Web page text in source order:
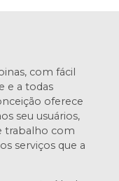
com fácil
e a todas
oferece
seu usuários,
trabalho com
serviços que a